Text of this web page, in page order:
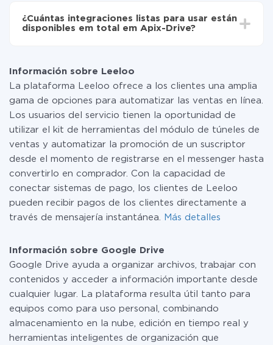
tarifas. Usted solo paga por la cantidad de datos que
realmente se transfieren de uno de sus sistemas a otro
manera segura un plan de tarifa gratuita o cambiar a
uno de pago, si es necesario. Más detalles sobre
tarifas.
¿Cuántas integraciones listas para usar están
disponibles em total em Apix-Drive?
Información sobre Leeloo
La plataforma Leeloo ofrece a los clientes una amplia
gama de opciones para automatizar las ventas en línea.
Los usuarios del servicio tienen la oportunidad de
utilizar el kit de herramientas del módulo de túneles de
ventas y automatizar la promoción de un suscriptor
desde el momento de registrarse en el messenger hasta
convertirlo en comprador. Con la capacidad de
conectar sistemas de pago, los clientes de Leeloo
pueden recibir pagos de los clientes directamente a
través de mensajería instantánea.
Más detalles
Información sobre Google Drive
Google Drive ayuda a organizar archivos, trabajar con
contenidos y acceder a información importante desde
cualquier lugar. La plataforma resulta útil tanto para
equipos como para uso personal, combinando
almacenamiento en la nube, edición en tiempo real y
herramientas inteligentes de organización que